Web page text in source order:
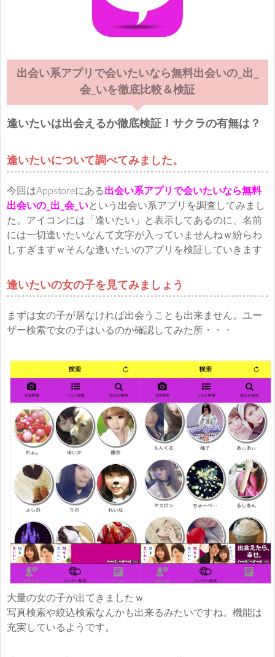
出会い系アプリで会いたいなら無料出会いの_出_
会_いを徹底比較＆検証
逢いたいは出会えるか徹底検証！サクラの有無は？
逢いたいについて調べてみました。
今回はAppstoreにある出会い系アプリで会いたいなら無料
出会いの_出_会_いという出会い系アプリを調査してみまし
た。アイコンには「逢いたい」と表示してあるのに、名前
には一切逢いたいなんて文字が入っていませんねｗ紛らわ
しすぎますｗそんな逢いたいのアプリを検証していきます
逢いたいの女の子を見てみましょう
まずは女の子が居なければ出会うことも出来ません。ユー
ザー検索で女の子はいるのか確認してみた所・・・
大量の女の子が出てきましたｗ
写真検索や絞込検索なんかも出来るみたいですね。機能は
充実しているようです。